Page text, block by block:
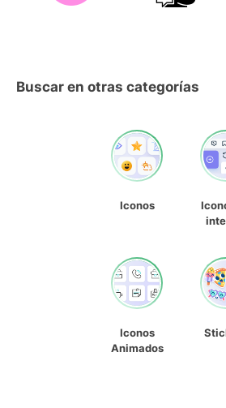
Buscar en otras categorías
Iconos
Iconos
Animados